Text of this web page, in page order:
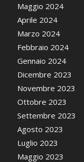
Maggio 2024
Aprile 2024
Marzo 2024
Febbraio 2024
Gennaio 2024
Dicembre 2023
Novembre 2023
Ottobre 2023
Settembre 2023
Agosto 2023
Luglio 2023
Maggio 2023